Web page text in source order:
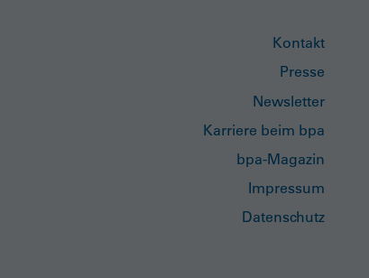
Kontakt
Presse
Newsletter
Karriere beim bpa
bpa-Magazin
Impressum
Datenschutz